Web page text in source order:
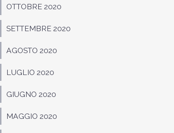
OTTOBRE 2020
SETTEMBRE 2020
AGOSTO 2020
LUGLIO 2020
GIUGNO 2020
MAGGIO 2020